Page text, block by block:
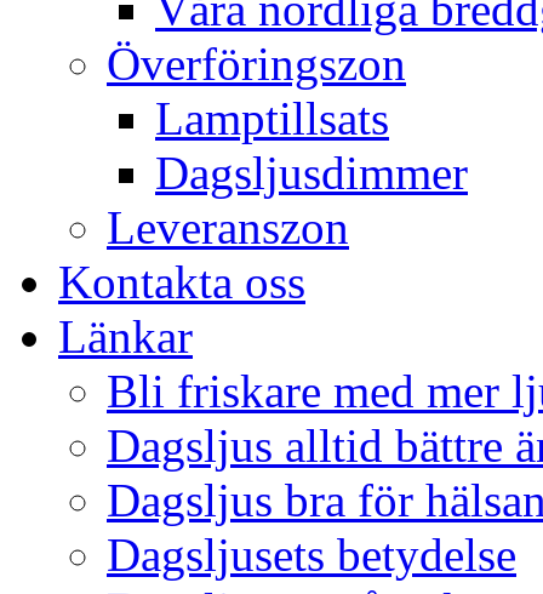
Överföringszon
Lamptillsats
Dagsljusdimmer
Leveranszon
Kontakta oss
Länkar
Bli friskare med mer
Dagsljus alltid bättre
Dagsljus bra för
Dagsljusets betydelse